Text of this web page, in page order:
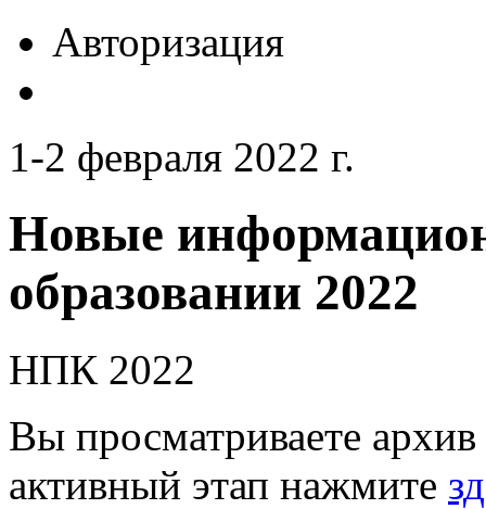
Авторизация
1-2 февраля 2022 г.
Новые
образовании 2022
НПК 2022
Вы просматриваете
активный этап нажмите